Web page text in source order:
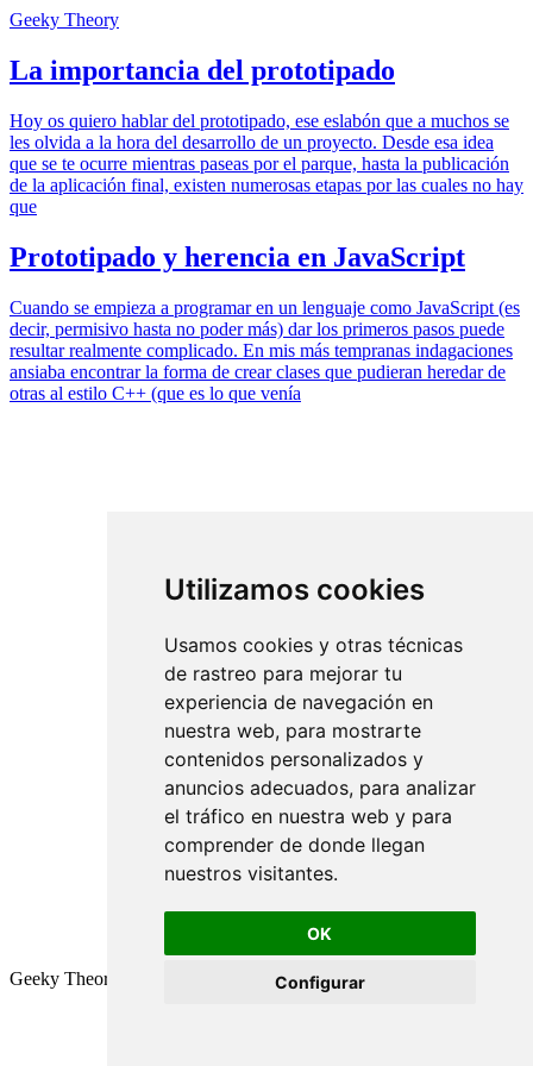
Utilizamos cookies
Usamos cookies y otras técnicas
de rastreo para mejorar tu
experiencia de navegación en
nuestra web, para mostrarte
contenidos personalizados y
anuncios adecuados, para analizar
el tráfico en nuestra web y para
comprender de donde llegan
nuestros visitantes.
OK
Configurar
Geeky Theory
La importancia del prototipado
Hoy os quiero hablar del prototipado, ese eslabón que a muchos se
les olvida a la hora del desarrollo de un proyecto. Desde esa idea
que se te ocurre mientras paseas por el parque, hasta la publicación
de la aplicación final, existen numerosas etapas por las cuales no hay
que
Prototipado y herencia en JavaScript
Cuando se empieza a programar en un lenguaje como JavaScript (es
decir, permisivo hasta no poder más) dar los primeros pasos puede
resultar realmente complicado. En mis más tempranas indagaciones
ansiaba encontrar la forma de crear clases que pudieran heredar de
otras al estilo C++ (que es lo que venía
Geeky Theory © 2026